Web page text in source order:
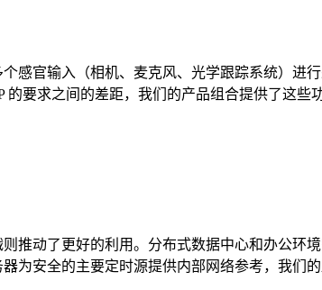
感官输入（相机、麦克风、光学跟踪系统）
要求之间的差距，我们的产品组合提供了这些
推动了更好的利用。分布式数据中心和办公
为安全的主要定时源提供内部网络参考，我